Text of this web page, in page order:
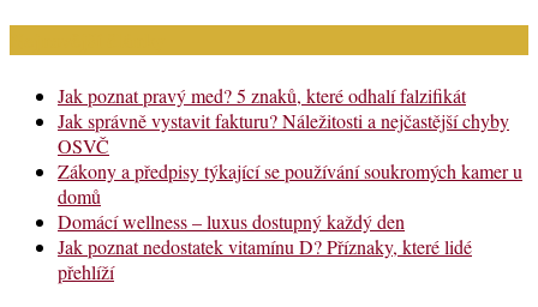
Jak poznat pravý med? 5 znaků, které odhalí falzifikát
Jak správně vystavit fakturu? Náležitosti a nejčastější chyby
OSVČ
Zákony a předpisy týkající se používání soukromých kamer u
domů
Domácí wellness – luxus dostupný každý den
Jak poznat nedostatek vitamínu D? Příznaky, které lidé
přehlíží